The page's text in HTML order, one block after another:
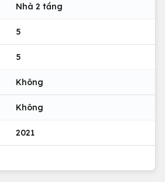
Nhà 2 tầng
5
5
Không
Không
2021